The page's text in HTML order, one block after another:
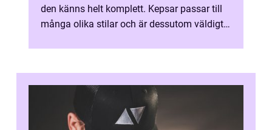
den känns helt komplett. Kepsar passar till
många olika stilar och är dessutom väldigt